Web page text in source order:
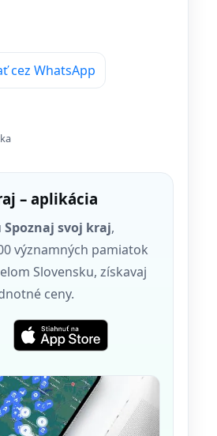
cez WhatsApp
– aplikácia
Spoznaj svoj kraj,
významných pamiatok
Slovensku, získavaj
ceny.